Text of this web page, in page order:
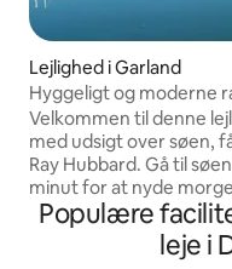
Lejlighed i Garland
Hyggeligt og moderne
udsigt over søen
Velkommen til denne
med udsigt over søen,
Ray Hubbard. Gå til
minut for at nyde
vandet eller gåture i
Beliggende i et roligt,
område, er det rent,
Populære
leje i